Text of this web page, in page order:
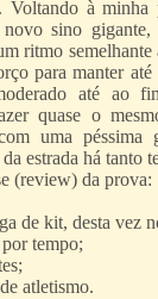
à minha
sino
ritmo
para manter
até ao
quase o
uma péssima
estrada há tanto
(review) da prova:
de kit, desta vez
tempo;
atletismo.